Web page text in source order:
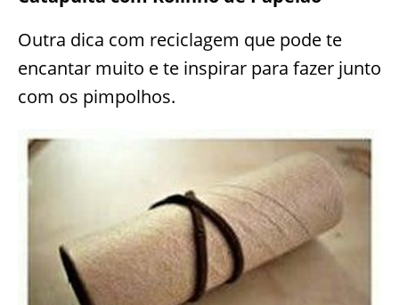
Outra dica com reciclagem que pode te
encantar muito e te inspirar para fazer junto
com os pimpolhos.